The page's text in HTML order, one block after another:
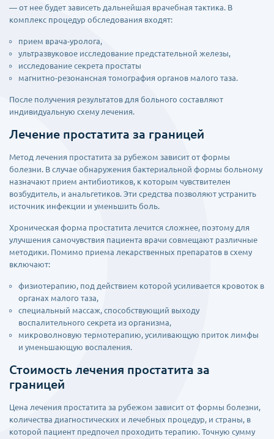
— от нее будет зависеть дальнейшая врачебная тактика. В
комплекс процедур обследования входят:
прием врача-уролога,
ультразвуковое исследование предстательной железы,
исследование секрета простаты
магнитно-резонансная томография органов малого таза.
После получения результатов для больного составляют
индивидуальную схему лечения.
Лечение простатита за границей
Метод лечения простатита за рубежом зависит от формы
болезни. В случае обнаружения бактериальной формы больному
назначают прием антибиотиков, к которым чувствителен
возбудитель, и анальгетиков. Эти средства позволяют устранить
источник инфекции и уменьшить боль.
Хроническая форма простатита лечится сложнее, поэтому для
улучшения самочувствия пациента врачи совмещают различные
методики. Помимо приема лекарственных препаратов в схему
включают:
физиотерапию, под действием которой усиливается кровоток в
органах малого таза,
специальный массаж, способствующий выходу
воспалительного секрета из организма,
микроволновую термотерапию, усиливающую приток лимфы
и уменьшающую воспаления.
Стоимость лечения простатита за
границей
Цена лечения простатита за рубежом зависит от формы болезни,
количества диагностических и лечебных процедур, и страны, в
которой пациент предпочел проходить терапию. Точную сумму